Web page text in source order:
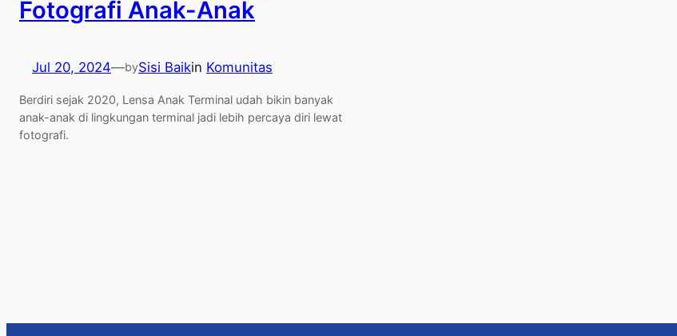
Fotografi Anak-Anak
Jul 20, 2024—bySisi Baikin Komunitas
Berdiri sejak 2020, Lensa Anak Terminal udah bikin banyak
anak-anak di lingkungan terminal jadi lebih percaya diri lewat
fotografi.